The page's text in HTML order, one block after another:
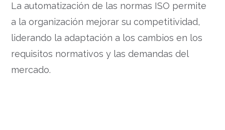
La automatización de las normas ISO permite
a la organización mejorar su competitividad,
liderando la adaptación a los cambios en los
requisitos normativos y las demandas del
mercado.